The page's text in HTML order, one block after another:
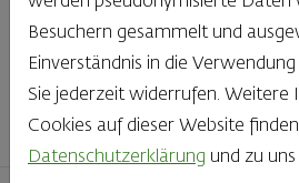
Haubis. Beste Zutaten und
Namen auch verdient – das
Finden Sie Ihr
Besuchern gesammelt und
Einverständnis in die
Sie jederzeit widerrufen. Weitere
Cookies auf dieser Website
Datenschutzerklärung und zu uns